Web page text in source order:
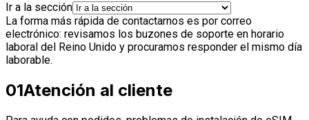
Ir a la sección
La forma más rápida de contactarnos es por correo
electrónico: revisamos los buzones de soporte en horario
laboral del Reino Unido y procuramos responder el mismo día
laborable.
01Atención al cliente